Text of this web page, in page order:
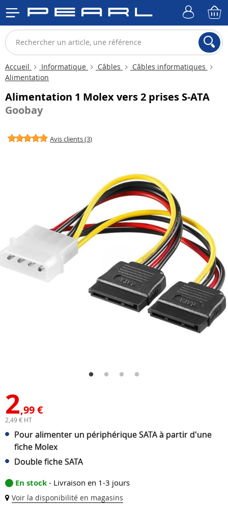
Accueil Informatique Câbles
Câbles informatiques
Alimentation
Alimentation 1 Molex vers 2 prises S-ATA
Goobay
Avis clients (3)
2,99 €
2,49 € HT
Pour alimenter un périphérique SATA à partir d'une
fiche Molex
Double fiche SATA
En stock - Livraison en 1-3 jours
Voir la disponibilité en magasins